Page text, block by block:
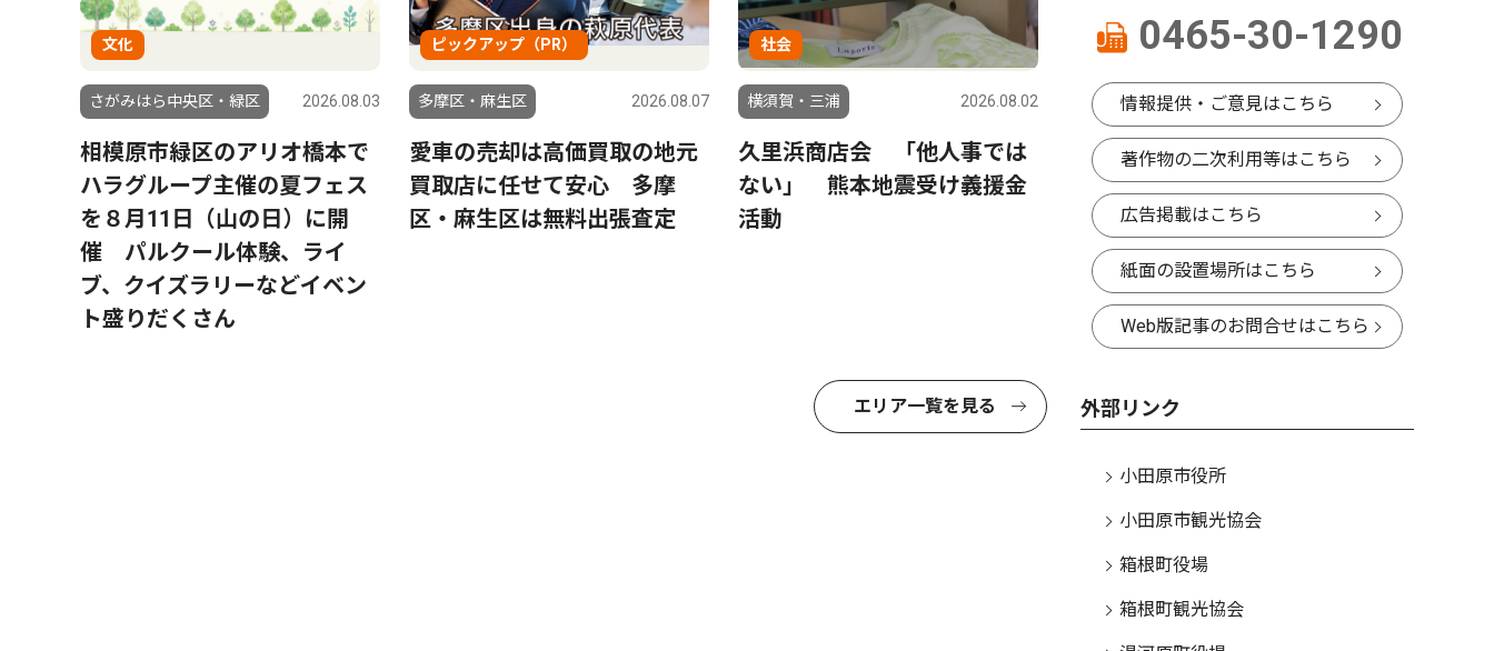
文化
さがみはら中央区・緑区 2026.08.03
相模原市緑区のアリオ橋本で
ハラグループ主催の夏フェス
を８月11日（山の日）に開
催 パルクール体験、ライ
ブ、クイズラリーなどイベン
ト盛りだくさん
ピックアップ（PR）
多摩区・麻生区 2026.08.07
愛車の売却は高価買取の地元
買取店に任せて安心 多摩
区・麻生区は無料出張査定
社会
横須賀・三浦 2026.08.02
久里浜商店会 「他人事では
ない」 熊本地震受け義援金
活動
エリア一覧を見る
0465-30-1290
情報提供・ご意見はこちら
著作物の二次利用等はこちら
広告掲載はこちら
紙面の設置場所はこちら
Web版記事のお問合せはこちら
外部リンク
小田原市役所
小田原市観光協会
箱根町役場
箱根町観光協会